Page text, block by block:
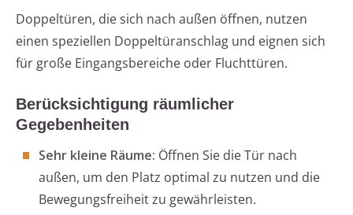
Doppeltüren, die sich nach außen öffnen, nutzen
einen speziellen Doppeltüranschlag und eignen sich
für große Eingangsbereiche oder Fluchttüren.
Berücksichtigung räumlicher
Gegebenheiten
Sehr kleine Räume: Öffnen Sie die Tür nach
außen, um den Platz optimal zu nutzen und die
Bewegungsfreiheit zu gewährleisten.